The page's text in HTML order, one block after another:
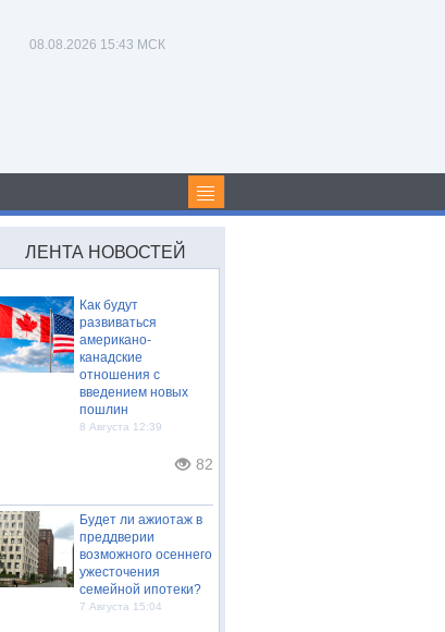
08.08.2026 15:43 МСК
ЛЕНТА НОВОСТЕЙ
Как будут
развиваться
американо-
канадские
отношения с
введением новых
пошлин
8 Августа 12:39
82
Будет ли ажиотаж в
преддверии
возможного осеннего
ужесточения
семейной ипотеки?
7 Августа 15:04